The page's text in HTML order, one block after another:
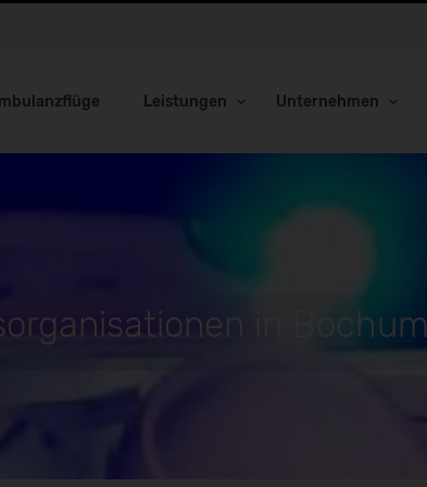
Leistungen Unternehmen
in Bochum